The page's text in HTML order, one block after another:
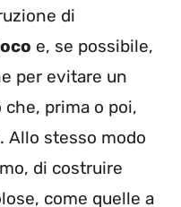
di
e, se possibile,
per evitare un
prima o poi,
Allo stesso modo
di costruire
come quelle a